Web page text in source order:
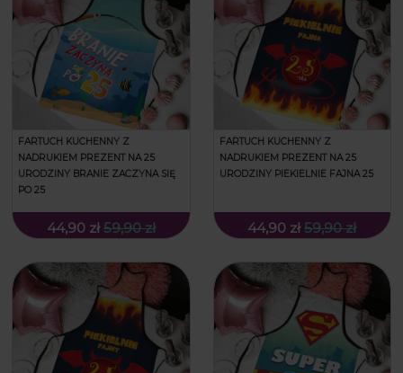
FARTUCH KUCHENNY Z
NADRUKIEM PREZENT NA 25
URODZINY BRANIE ZACZYNA SIĘ
PO 25
44,90 zł 59,90 zł
FARTUCH KUCHENNY Z
NADRUKIEM PREZENT NA 25
URODZINY PIEKIELNIE FAJNA 25
44,90 zł 59,90 zł